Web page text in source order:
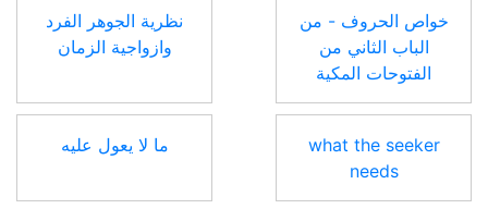
خواص الحروف - من
الباب الثاني من
الفتوحات المكية
نظرية الجوهر الفرد
وازواجية الزمان
what the seeker
needs
ما لا يعول عليه